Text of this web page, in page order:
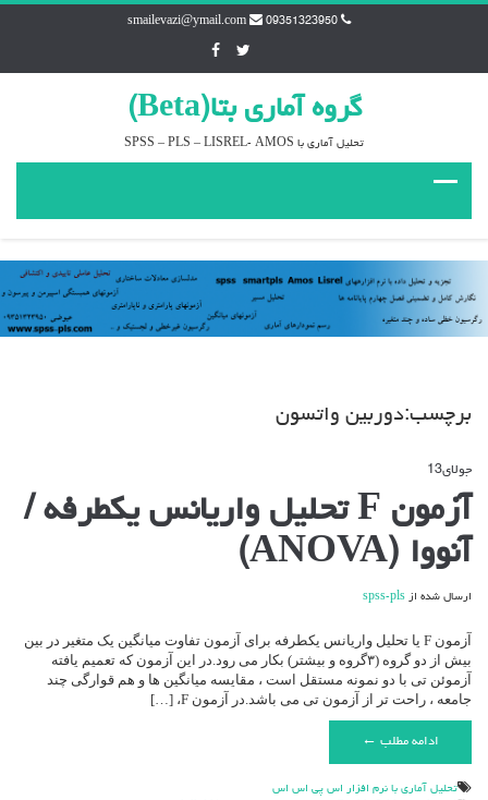
09351323950
smailevazi@ymail.com
گروه آماري بتا(Beta)
تحليل آماري با SPSS – PLS – LISREL- AMOS
برچسب:دوربين واتسون
جولای13
آزمون
تحلیل
واریانس
/
آزمون F تحلیل واریانس یکطرفه /
آنووا (ANOVA)
ارسال شده از spss-pls
آزمون F یا تحلیل واریانس یکطرفه برای آزمون تفاوت میانگین یک متغیر در بین
بیش از دو گروه (۳گروه و بیشتر) بکار می رود.در این آزمون که تعمیم یافته
آزموئن تی با دو نمونه مستقل است ، مقایسه میانگین ها و هم قوارگی چند
جامعه ، راحت تر از آزمون تی می باشد.در آزمون F، […]
ادامه مطلب ←
تحليل آماري با نرم افزار اس پي اس اس